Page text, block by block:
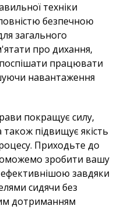
техніки
безпечною
загального
про дихання,
працювати
навантаження
покращує силу,
також підвищує якість
Приходьте до
зробити вашу
завдяки
сидячи без
дотриманням